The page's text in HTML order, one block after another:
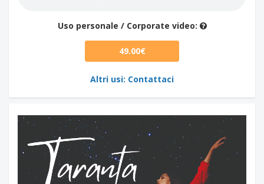
Uso personale / Corporate video:
49.00€
Altri usi: Contattaci